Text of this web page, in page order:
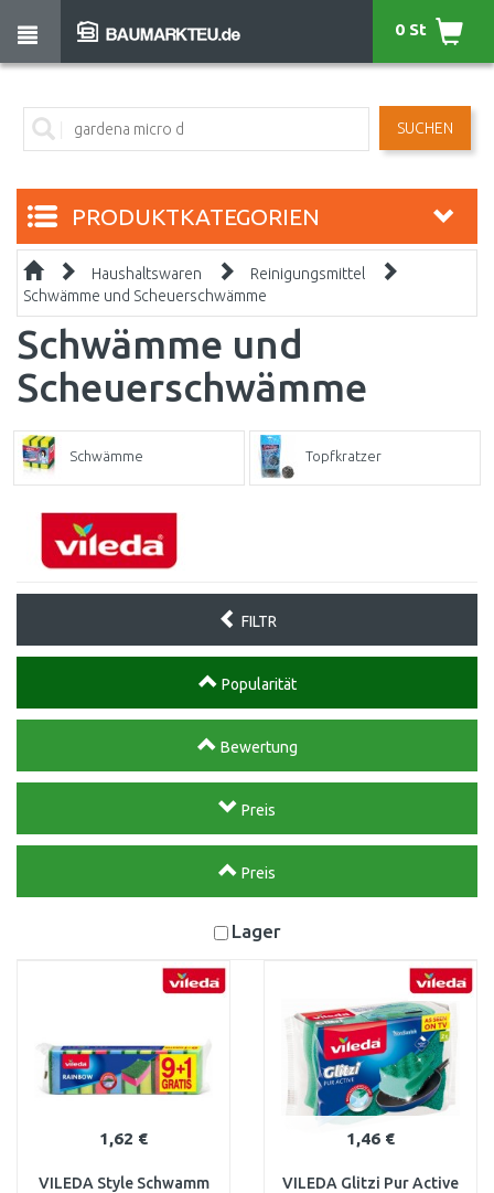
SUCHEN
0 St
PRODUKTKATEGORIEN
Haushaltswaren
Reinigungsmittel
Schwämme und Scheuerschwämme
Schwämme und
Scheuerschwämme
Schwämme Topfkratzer
FILTR
Popularität
Bewertung
Preis
Preis
Lager
1,62 €
VILEDA Style Schwamm
1,46 €
VILEDA Glitzi Pur Active